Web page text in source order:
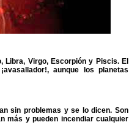
Virgo, Escorpión y Piscis. El
aunque los planetas
sin problemas y se lo dicen. Son
más y pueden incendiar cualquier